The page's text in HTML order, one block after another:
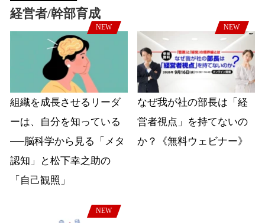
経営者/幹部育成
NEW
組織を成長させるリーダ
ーは、自分を知っている
──脳科学から見る「メタ
認知」と松下幸之助の
「自己観照」
NEW
なぜ我が社の部長は「経
営者視点」を持てないの
か？《無料ウェビナー》
NEW